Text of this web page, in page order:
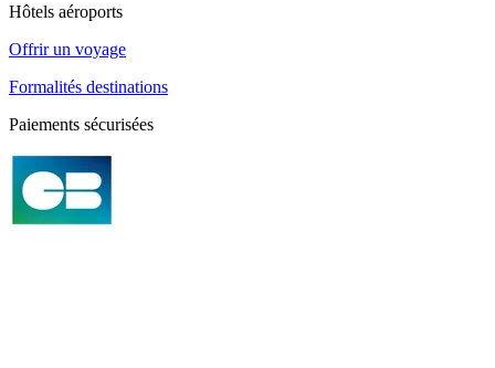
Hôtels aéroports
Offrir un voyage
Formalités destinations
Paiements sécurisées